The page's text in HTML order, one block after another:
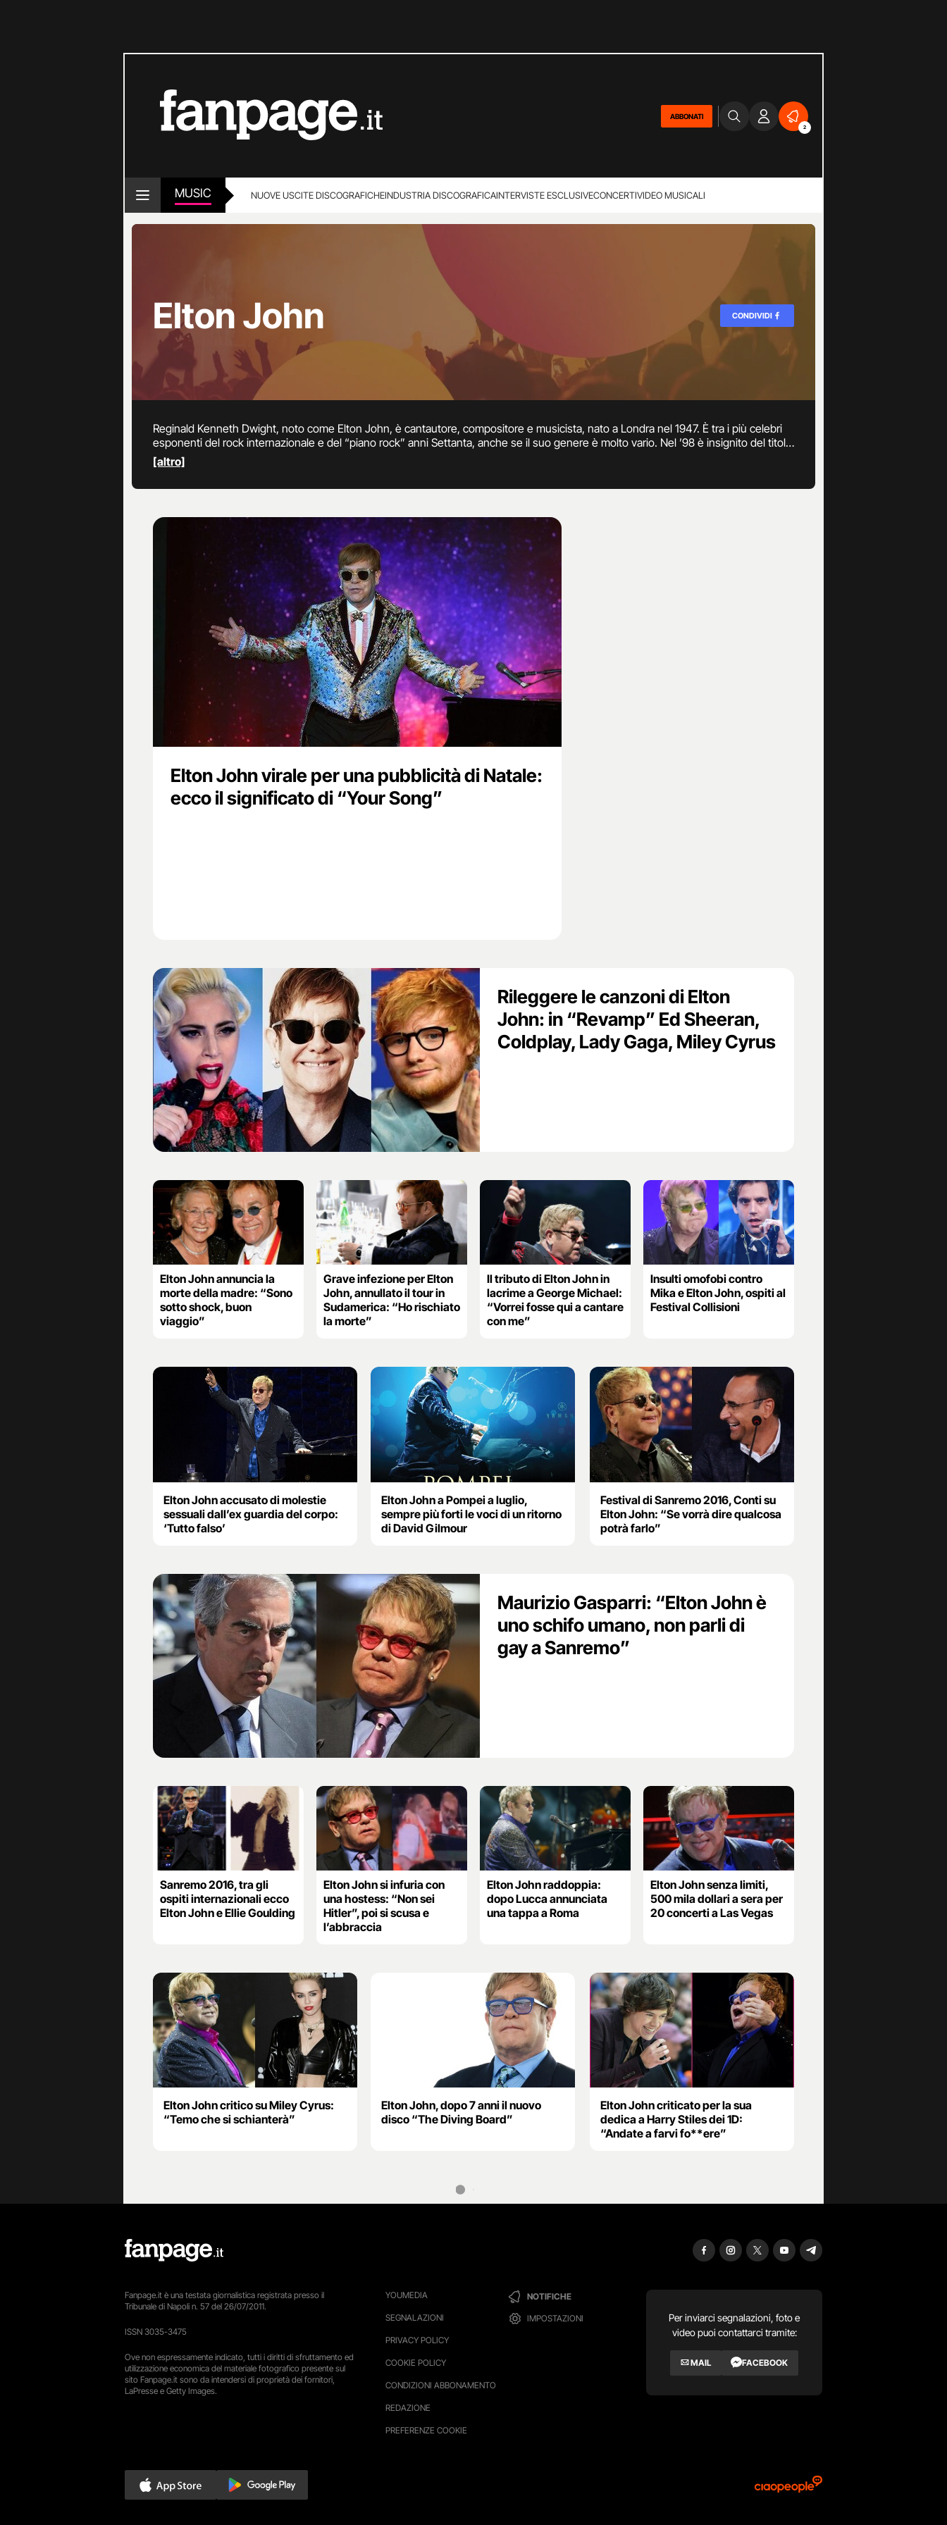
ABBONATI
2
MUSIC NUOVE USCITE DISCOGRAFICHEINDUSTRIA DISCOGRAFICAINTERVISTE ESCLUSIVECONCERTIVIDEO MUSICALI
Elton John CONDIVIDI
Reginald Kenneth Dwight, noto come Elton John, è cantautore, compositore e musicista, nato a Londra nel 1947. È tra i più celebri
esponenti del rock internazionale e del “piano rock” anni Settanta, anche se il suo genere è molto vario. Nel ’98 è insignito del titolo
di “Cavaliere dell’Impero Britannico” dalla regina Elisabetta II. Nella sua sterminata produzione rientrano successi come “Crocodile
Rock” (1972), “Don’t Go Breaking My Heart” (1976), “Candle in the Wind”, dedicata a Marilyn Monroe e poi a Lady Diana, nel ’97.
[altro]
Elton John virale per una pubblicità di Natale:
ecco il significato di “Your Song”
Rileggere le canzoni di Elton
John: in “Revamp” Ed Sheeran,
Coldplay, Lady Gaga, Miley Cyrus
Elton John annuncia la
morte della madre: “Sono
sotto shock, buon
viaggio”
Grave infezione per Elton
John, annullato il tour in
Sudamerica: “Ho rischiato
la morte”
Il tributo di Elton John in
lacrime a George Michael:
“Vorrei fosse qui a cantare
con me”
Insulti omofobi contro
Mika e Elton John, ospiti al
Festival Collisioni
Elton John accusato di molestie
sessuali dall’ex guardia del corpo:
‘Tutto falso’
Elton John a Pompei a luglio,
sempre più forti le voci di un ritorno
di David Gilmour
Festival di Sanremo 2016, Conti su
Elton John: “Se vorrà dire qualcosa
potrà farlo”
Maurizio Gasparri: “Elton John è
uno schifo umano, non parli di
gay a Sanremo”
Sanremo 2016, tra gli
ospiti internazionali ecco
Elton John e Ellie Goulding
Elton John si infuria con
una hostess: “Non sei
Hitler”, poi si scusa e
l’abbraccia
Elton John raddoppia:
dopo Lucca annunciata
una tappa a Roma
Elton John senza limiti,
500 mila dollari a sera per
20 concerti a Las Vegas
Elton John critico su Miley Cyrus:
“Temo che si schianterà”
Elton John, dopo 7 anni il nuovo
disco “The Diving Board”
Elton John criticato per la sua
dedica a Harry Stiles dei 1D:
“Andate a farvi fo**ere”
YOUMEDIA
SEGNALAZIONI
PRIVACY POLICY
COOKIE POLICY
CONDIZIONI ABBONAMENTO
REDAZIONE
PREFERENZE COOKIE
NOTIFICHE
IMPOSTAZIONI
Per inviarci segnalazioni, foto e
video puoi contattarci tramite:
MAIL FACEBOOK
Fanpage.it è una testata giornalistica registrata presso il
Tribunale di Napoli n. 57 del 26/07/2011.
ISSN 3035-3475
Ove non espressamente indicato, tutti i diritti di sfruttamento ed
utilizzazione economica del materiale fotografico presente sul
sito Fanpage.it sono da intendersi di proprietà dei fornitori,
LaPresse e Getty Images.